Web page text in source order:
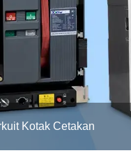
Kotak Cetakan